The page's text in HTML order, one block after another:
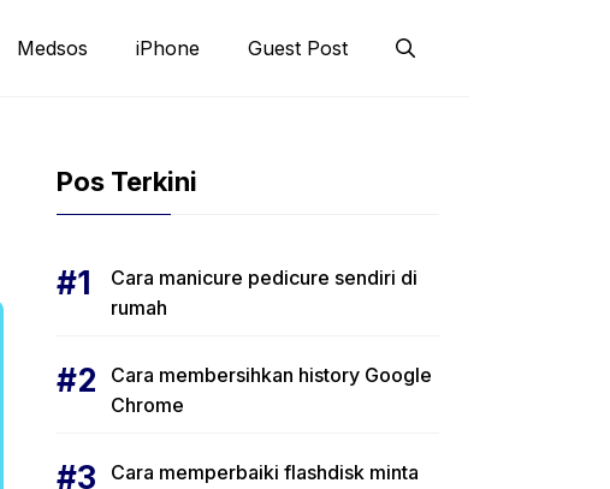
Medsos iPhone Guest Post
Pos Terkini
Cara manicure pedicure sendiri di
rumah
Cara membersihkan history Google
Chrome
Cara memperbaiki flashdisk minta